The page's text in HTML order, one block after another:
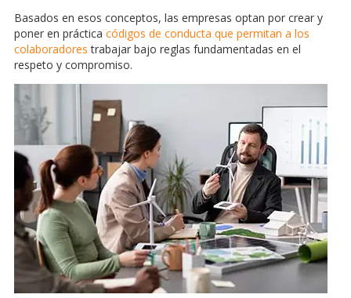
Basados en esos conceptos, las empresas optan por crear y
poner en práctica códigos de conducta que permitan a los
colaboradores trabajar bajo reglas fundamentadas en el
respeto y compromiso.